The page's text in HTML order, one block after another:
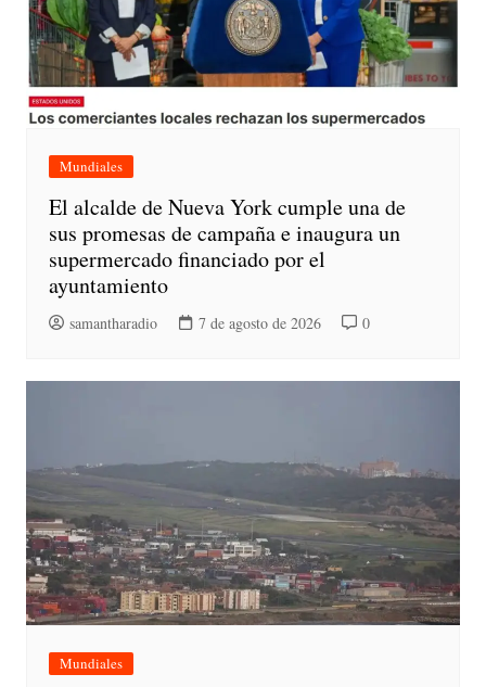
Mundiales
El alcalde de Nueva York cumple una de
sus promesas de campaña e inaugura un
supermercado financiado por el
ayuntamiento
samantharadio 7 de agosto de 2026 0
Mundiales